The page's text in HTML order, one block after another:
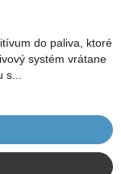
do paliva, ktoré
systém vrátane
s...